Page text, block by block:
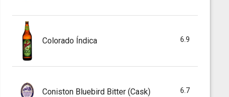
Colorado Índica 6.9
Coniston Bluebird Bitter (Cask) 6.7